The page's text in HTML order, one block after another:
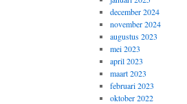
december 2024
november 2024
augustus 2023
mei 2023
april 2023
maart 2023
februari 2023
oktober 2022